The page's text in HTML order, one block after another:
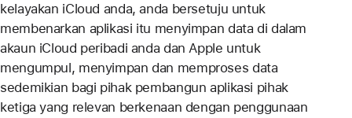
kelayakan iCloud anda, anda bersetuju untuk
membenarkan aplikasi itu menyimpan data di dalam
akaun iCloud peribadi anda dan Apple untuk
mengumpul, menyimpan dan memproses data
sedemikian bagi pihak pembangun aplikasi pihak
ketiga yang relevan berkenaan dengan penggunaan